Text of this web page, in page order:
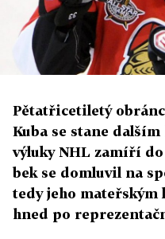
Pětatřicetiletý
Kuba se stane
výluky NHL zamíří
bek se domluvil na
tedy jeho mateřským
hned po